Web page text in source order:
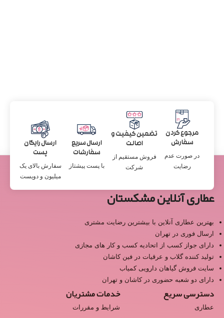
مرجوع کردن
سفارش
در صورت عدم
رضایت
تضمین کیفیت و
اصالت
فروش مستقیم از
شرکت
ارسال سریع
سفارشات
با پست پیشتاز
ارسال رایگان
پست
سفارش بالای یک
میلیون و دویست
عطاری آنلاین مشکستان
بهترین عطاری آنلاین با بیشترین رضایت مشتری
ارسال فوری در تهران
دارای جواز کسب از اتحادیه کسب و کار های مجازی
تولید کننده گلاب و عرقیات در فین کاشان
سایت فروش گیاهان دارویی کمیاب
دارای دو شعبه حضوری در کاشان و تهران
دسترسی سریع
عطاری
خدمات مشتریان
شرایط و مقررات